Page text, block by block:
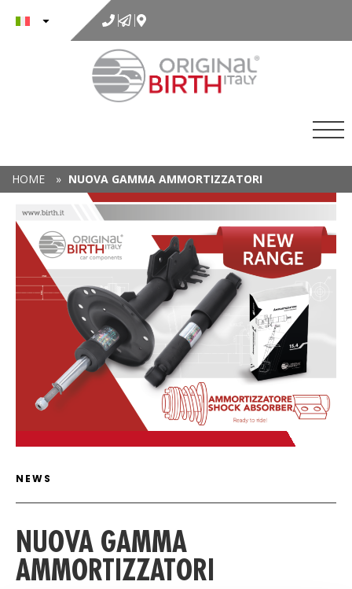
contenuto
HOME » NUOVA GAMMA AMMORTIZZATORI
ARTICLE DETAIL
NEWS
NUOVA GAMMA
AMMORTIZZATORI